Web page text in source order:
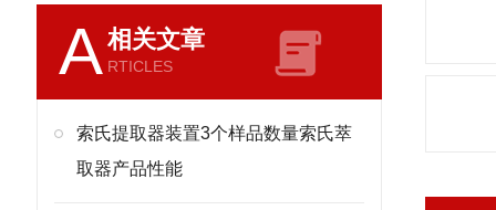
A相关文章
RTICLES
索氏提取器装置3个样品数量索氏萃
取器产品性能